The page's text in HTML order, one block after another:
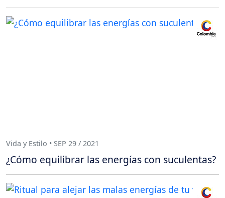
Vida y Estilo • SEP 29 / 2021
¿Cómo equilibrar las energías con suculentas?